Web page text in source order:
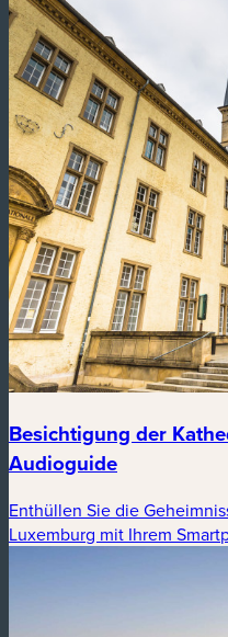
Besichtigung der
Audioguide
Enthüllen Sie die
Luxemburg mit Ihrem